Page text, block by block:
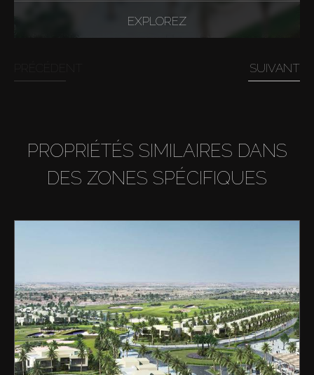
EXPLOREZ
SUIVANT
PROPRIÉTÉS SIMILAIRES DANS
DES ZONES SPÉCIFIQUES